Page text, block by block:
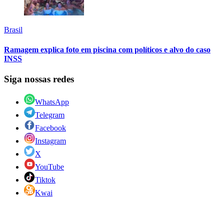
Brasil
Ramagem explica foto em piscina com políticos e alvo do caso
INSS
Siga nossas redes
WhatsApp
Telegram
Facebook
Instagram
X
YouTube
Tiktok
Kwai